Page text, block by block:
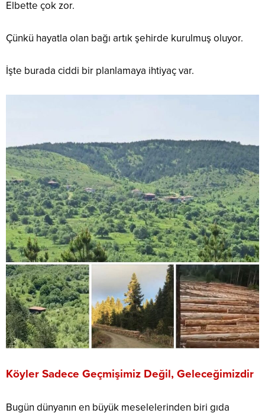
Elbette çok zor.
Çünkü hayatla olan bağı artık şehirde kurulmuş oluyor.
İşte burada ciddi bir planlamaya ihtiyaç var.
Köyler Sadece Geçmişimiz Değil, Geleceğimizdir
Bugün dünyanın en büyük meselelerinden biri gıda